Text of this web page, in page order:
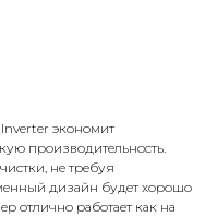
экономит
производительность.
не требуя
дизайн будет хорошо
отлично работает как на